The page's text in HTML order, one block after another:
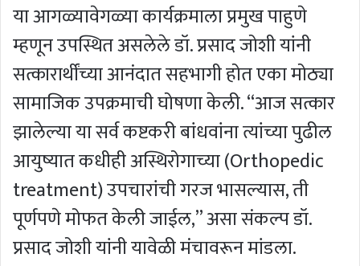
या आगळ्यावेगळ्या कार्यक्रमाला प्रमुख पाहुणे
म्हणून उपस्थित असलेले डॉ. प्रसाद जोशी यांनी
सत्कारार्थींच्या आनंदात सहभागी होत एका मोठ्या
सामाजिक उपक्रमाची घोषणा केली. “आज सत्कार
झालेल्या या सर्व कष्टकरी बांधवांना त्यांच्या पुढील
आयुष्यात कधीही अस्थिरोगाच्या (Orthopedic
treatment) उपचारांची गरज भासल्यास, ती
पूर्णपणे मोफत केली जाईल,” असा संकल्प डॉ.
प्रसाद जोशी यांनी यावेळी मंचावरून मांडला.